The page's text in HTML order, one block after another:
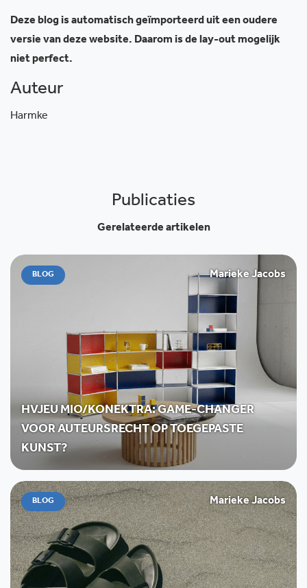
Deze blog is automatisch geïmporteerd uit een oudere
versie van deze website. Daarom is de lay-out mogelijk
niet perfect.
Auteur
Harmke
Publicaties
Gerelateerde artikelen
BLOG Marieke Jacobs
HVJEU MIO/KONEKTRA: GAME-CHANGER
VOOR AUTEURSRECHT OP TOEGEPASTE
KUNST?
BLOG Marieke Jacobs